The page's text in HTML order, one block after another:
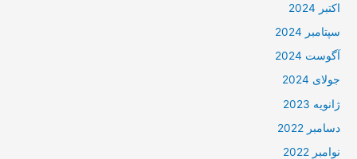
اکتبر 2024
سپتامبر 2024
آگوست 2024
جولای 2024
ژانویه 2023
دسامبر 2022
نوامبر 2022